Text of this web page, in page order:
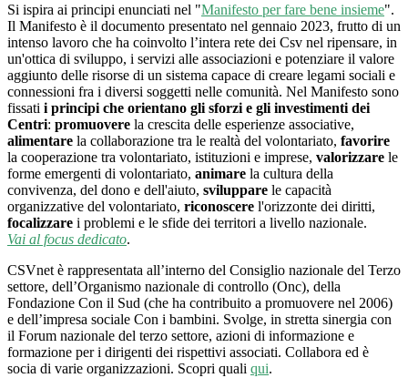
Si ispira ai principi enunciati nel "Manifesto per fare bene insieme".
Il Manifesto è il documento presentato nel gennaio 2023, frutto di un
intenso lavoro che ha coinvolto l’intera rete dei Csv nel ripensare, in
un'ottica di sviluppo, i servizi alle associazioni e potenziare il valore
aggiunto delle risorse di un sistema capace di creare legami sociali e
connessioni fra i diversi soggetti nelle comunità. Nel Manifesto sono
fissati i principi che orientano gli sforzi e gli investimenti dei
Centri: promuovere la crescita delle esperienze associative,
alimentare la collaborazione tra le realtà del volontariato, favorire
la cooperazione tra volontariato, istituzioni e imprese, valorizzare le
forme emergenti di volontariato, animare la cultura della
convivenza, del dono e dell'aiuto, sviluppare le capacità
organizzative del volontariato, riconoscere l'orizzonte dei diritti,
focalizzare i problemi e le sfide dei territori a livello nazionale.
Vai al focus dedicato.
CSVnet è rappresentata all’interno del Consiglio nazionale del Terzo
settore, dell’Organismo nazionale di controllo (Onc), della
Fondazione Con il Sud (che ha contribuito a promuovere nel 2006)
e dell’impresa sociale Con i bambini. Svolge, in stretta sinergia con
il Forum nazionale del terzo settore, azioni di informazione e
formazione per i dirigenti dei rispettivi associati. Collabora ed è
socia di varie organizzazioni. Scopri quali qui.